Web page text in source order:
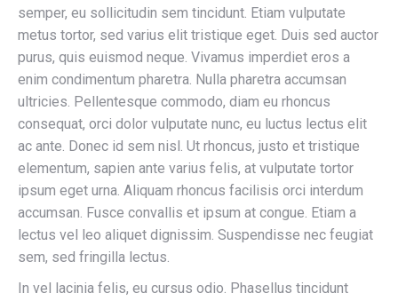
semper, eu sollicitudin sem tincidunt. Etiam vulputate
metus tortor, sed varius elit tristique eget. Duis sed auctor
purus, quis euismod neque. Vivamus imperdiet eros a
enim condimentum pharetra. Nulla pharetra accumsan
ultricies. Pellentesque commodo, diam eu rhoncus
consequat, orci dolor vulputate nunc, eu luctus lectus elit
ac ante. Donec id sem nisl. Ut rhoncus, justo et tristique
elementum, sapien ante varius felis, at vulputate tortor
ipsum eget urna. Aliquam rhoncus facilisis orci interdum
accumsan. Fusce convallis et ipsum at congue. Etiam a
lectus vel leo aliquet dignissim. Suspendisse nec feugiat
sem, sed fringilla lectus.
In vel lacinia felis, eu cursus odio. Phasellus tincidunt